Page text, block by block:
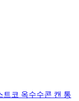
트코 옥수수콘 캔 통